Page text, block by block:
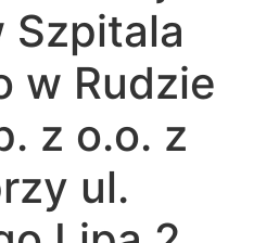
Szpitala
w Rudzie
z o.o. z
ul.